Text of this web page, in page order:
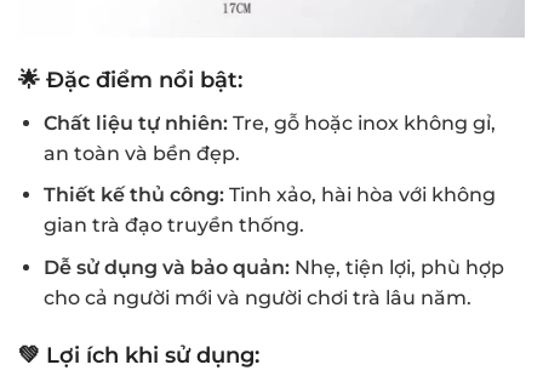
🌟 Đặc điểm nổi bật:
Chất liệu tự nhiên:Tre, gỗ hoặc inox không gỉ,
an toàn và bền đẹp.
Thiết kế thủ công:Tinh xảo, hài hòa với không
gian trà đạo truyền thống.
Dễ sử dụng và bảo quản:Nhẹ, tiện lợi, phù hợp
cho cả người mới và người chơi trà lâu năm.
💚 Lợi ích khi sử dụng: